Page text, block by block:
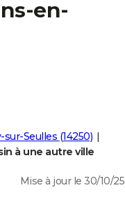
en-
sur-Seulles (14250)
à une autre ville
Mise à jour le 30/10/25